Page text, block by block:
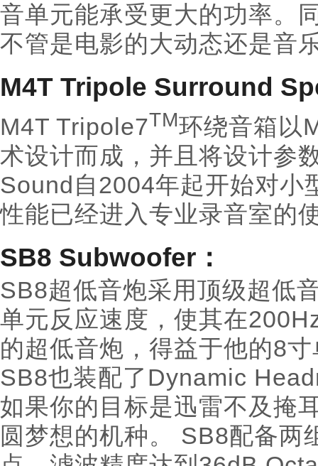
音单元能承受更大的功率。
不管是电影的大动态还是音
M4T Tripole Surround
M4T Tripole7TM环绕音箱以
术设计而成，并且将设计参
Sound自2004年起开始对小
性能已经进入专业录音室的
SB8 Subwoofer：
SB8超低音炮采用顶级超低
单元反应速度，使其在
的超低音炮，得益于他的8
SB8也装配了Dynamic
如果你的目标是迅雷不及掩
圆梦想的机种。 SB8配备